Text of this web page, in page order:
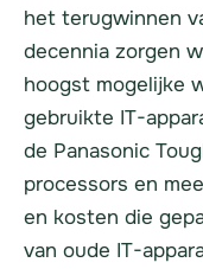
het terugwinnen
decennia zorgen
hoogst mogelijke
gebruikte IT-
de Panasonic
processors en
en kosten die
van oude IT-